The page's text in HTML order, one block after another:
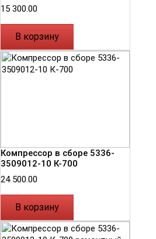
15 300.00
В корзину
Компрессор в сборе 5336-
3509012-10 К-700
24 500.00
В корзину